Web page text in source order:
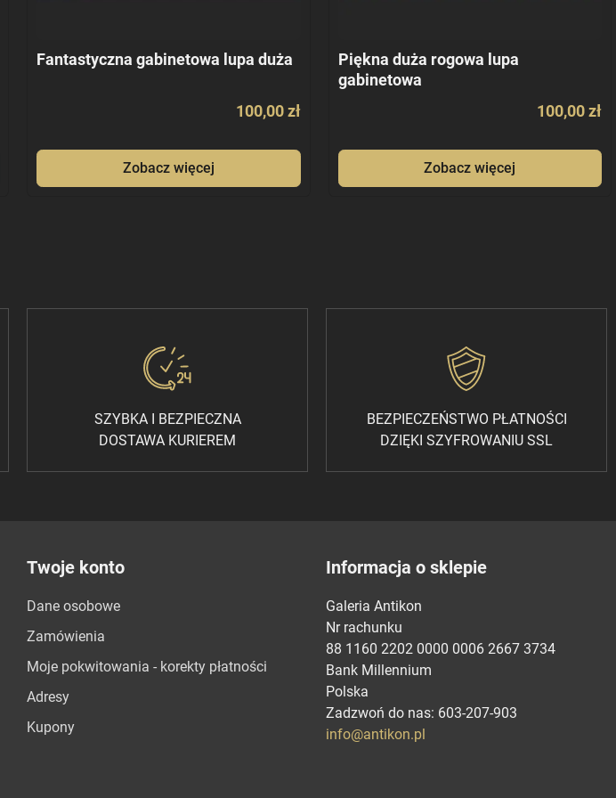
Fantastyczna gabinetowa lupa duża
100,00 zł
Zobacz więcej
Piękna duża rogowa lupa
gabinetowa
100,00 zł
Zobacz więcej
SZYBKA I BEZPIECZNA
DOSTAWA KURIEREM
BEZPIECZEŃSTWO PŁATNOŚCI
DZIĘKI SZYFROWANIU SSL
Twoje konto
Dane osobowe
Zamówienia
Moje pokwitowania - korekty płatności
Adresy
Kupony
Informacja o sklepie
Galeria Antikon
Nr rachunku
88 1160 2202 0000 0006 2667 3734
Bank Millennium
Polska
Zadzwoń do nas: 603-207-903
info@antikon.pl